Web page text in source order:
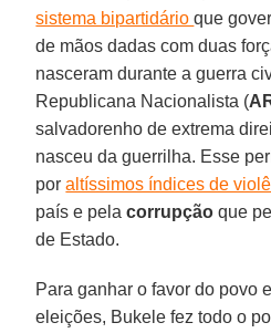
sistema bipartidárioque
de mãos dadas com duas
nasceram durante a guerra
Republicana Nacionalista (
salvadorenho de extrema
nasceu da guerrilha. Esse
poraltíssimos índices de
país e pelacorrupção que
de Estado.
Para ganhar o favor do povo
eleições, Bukele fez todo o